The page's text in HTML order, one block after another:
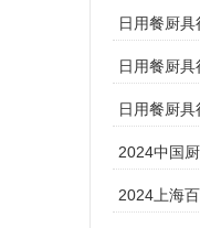
日用餐厨
日用餐厨
日用餐厨
​2024中国
2024上海